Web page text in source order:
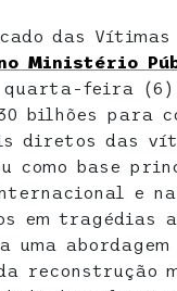
das Vítimas
Ministério
feira
bilhões para
diretos das
como base
e
em tragédias
abordagem
reconstrução